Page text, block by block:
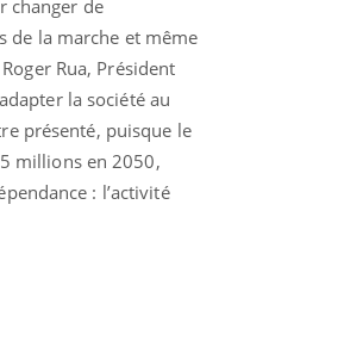
changer de
de la marche et même
Rua, Président
la société au
présenté, puisque le
millions en 2050,
: l’activité